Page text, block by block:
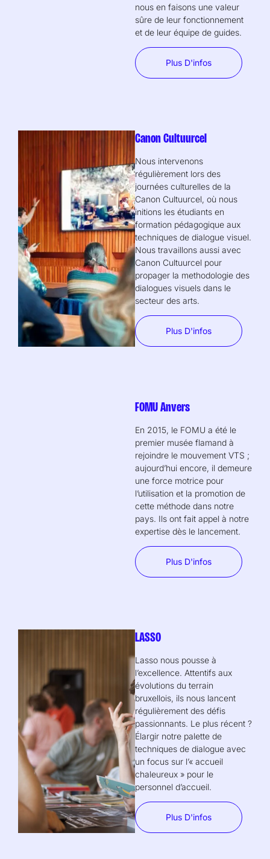
nous en faisons une valeur
sûre de leur fonctionnement
et de leur équipe de guides.
Plus D'infos
Canon Cultuurcel
Nous intervenons
régulièrement lors des
journées culturelles de la
Canon Cultuurcel, où nous
initions les étudiants en
formation pédagogique aux
techniques de dialogue visuel.
Nous travaillons aussi avec
Canon Cultuurcel pour
propager la methodologie des
dialogues visuels dans le
secteur des arts.
Plus D'infos
FOMU Anvers
En 2015, le FOMU a été le
premier musée flamand à
rejoindre le mouvement VTS ;
aujourd’hui encore, il demeure
une force motrice pour
l’utilisation et la promotion de
cette méthode dans notre
pays. Ils ont fait appel à notre
expertise dès le lancement.
Plus D'infos
LASSO
Lasso nous pousse à
l’excellence. Attentifs aux
évolutions du terrain
bruxellois, ils nous lancent
régulièrement des défis
passionnants. Le plus récent ?
Élargir notre palette de
techniques de dialogue avec
un focus sur l’« accueil
chaleureux » pour le
personnel d’accueil.
Plus D'infos